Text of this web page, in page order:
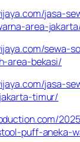
jasa-
area-
sewa-
area-bekasi/
jasa-
timur/
puff-aneka-